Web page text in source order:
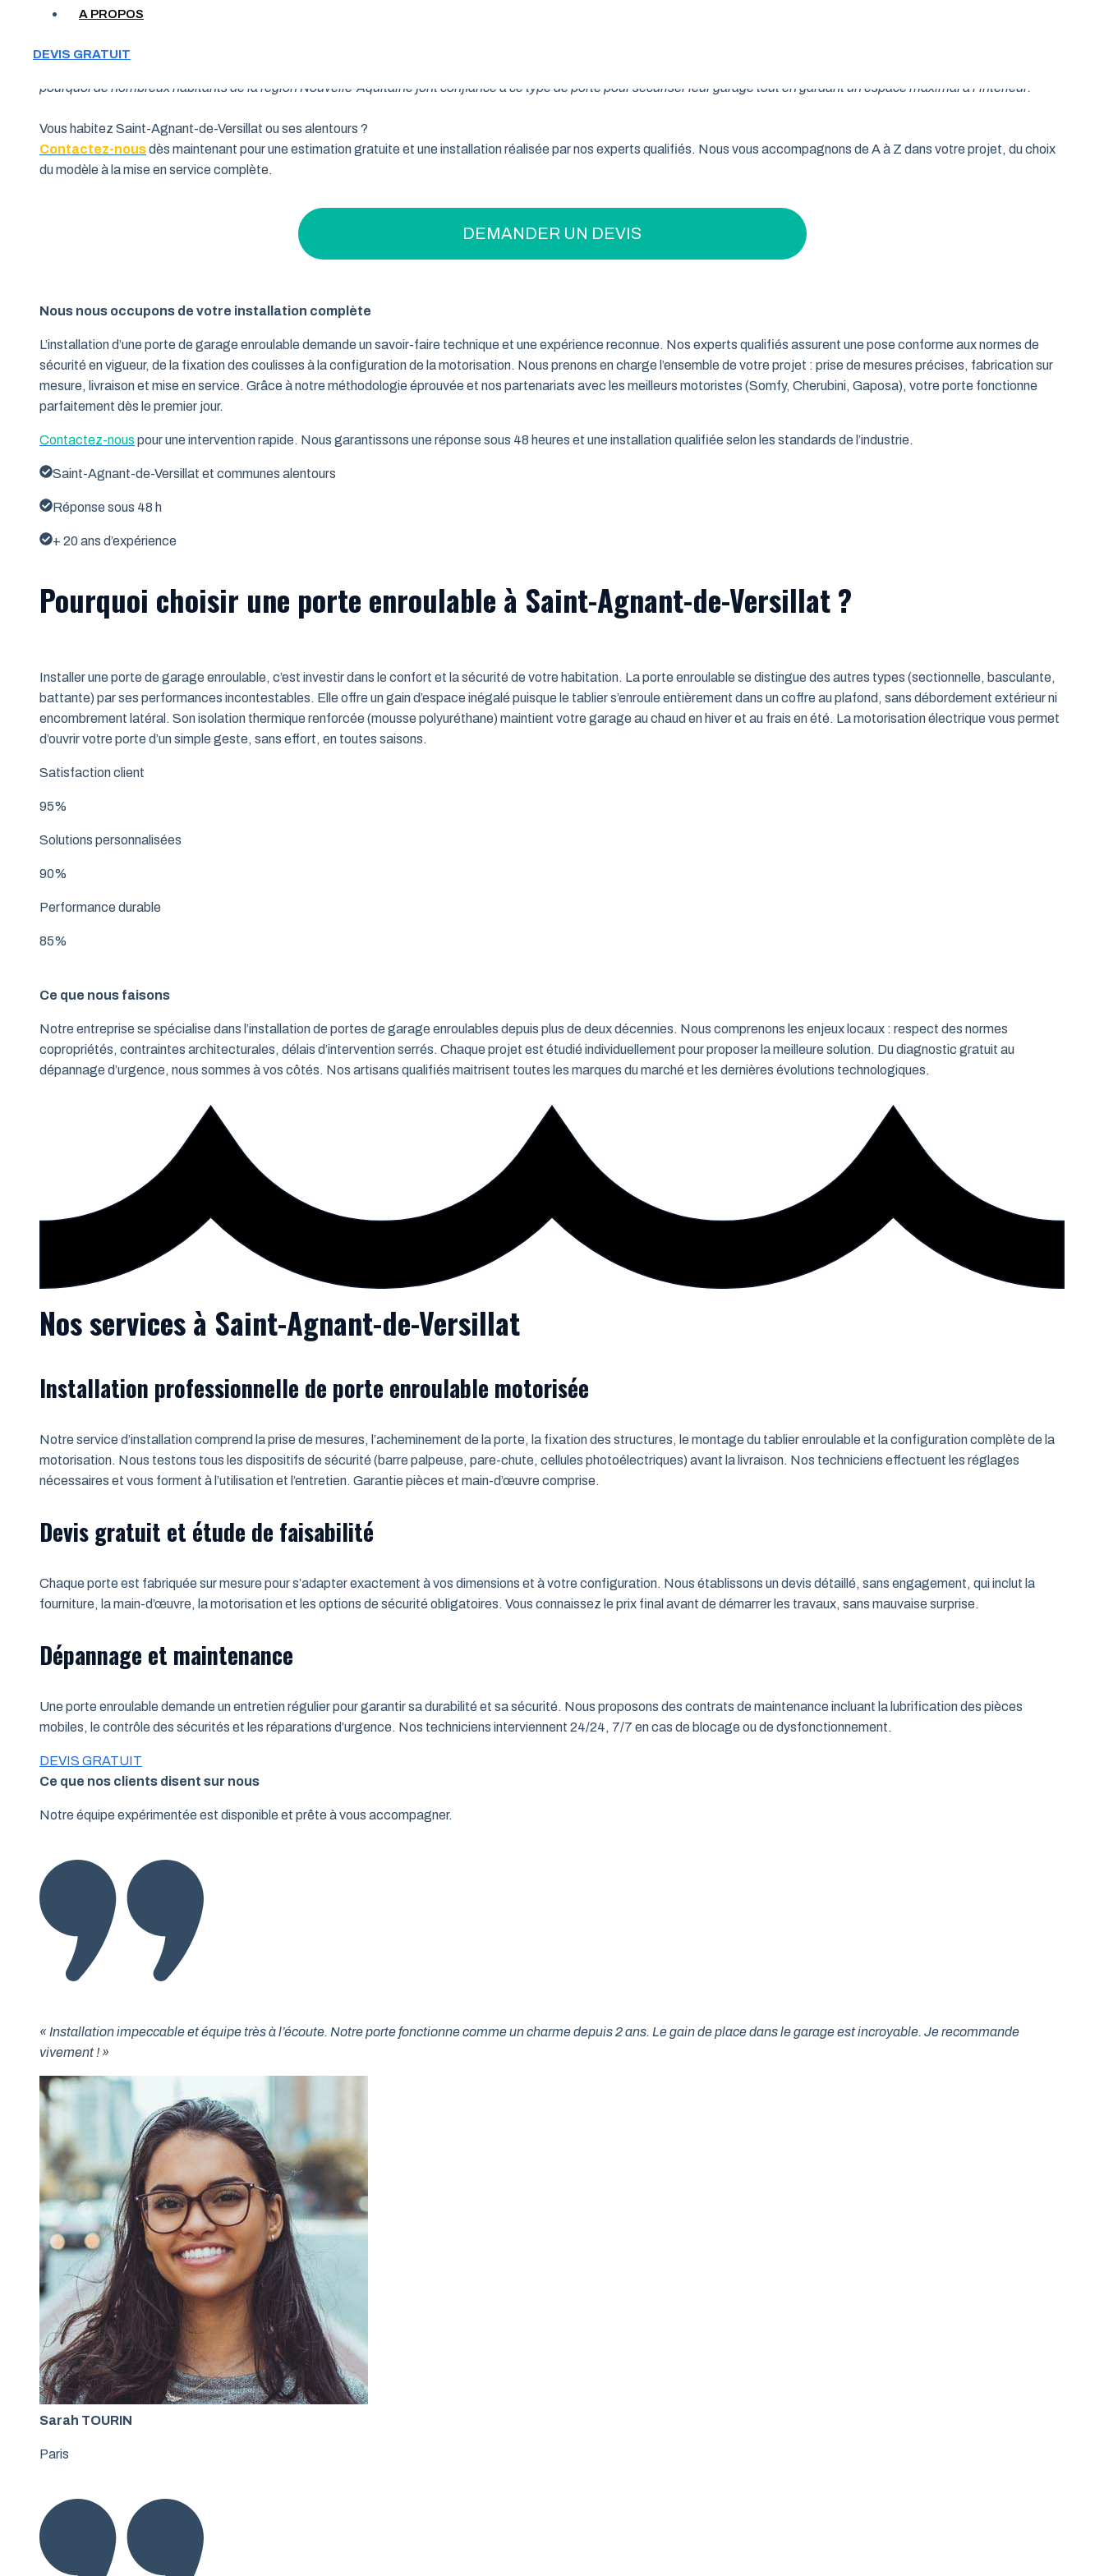
A PROPOS
DEVIS GRATUIT
pourquoi de nombreux habitants de la région Nouvelle-Aquitaine font confiance à ce type de porte pour sécuriser leur garage tout en gardant un espace maximal à l’intérieur.
Vous habitez Saint-Agnant-de-Versillat ou ses alentours ?
Contactez-nousdès maintenant pour une estimation gratuite et une installation réalisée par nos experts qualifiés. Nous vous accompagnons de A à Z dans votre projet, du choix
du modèle à la mise en service complète.
DEMANDER UN DEVIS
Nous nous occupons de votre installation complète
L’installation d’une porte de garage enroulable demande un savoir-faire technique et une expérience reconnue. Nos experts qualifiés assurent une pose conforme aux normes de
sécurité en vigueur, de la fixation des coulisses à la configuration de la motorisation. Nous prenons en charge l’ensemble de votre projet : prise de mesures précises, fabrication sur
mesure, livraison et mise en service. Grâce à notre méthodologie éprouvée et nos partenariats avec les meilleurs motoristes (Somfy, Cherubini, Gaposa), votre porte fonctionne
parfaitement dès le premier jour.
Contactez-nous pour une intervention rapide. Nous garantissons une réponse sous 48 heures et une installation qualifiée selon les standards de l’industrie.
Saint-Agnant-de-Versillat et communes alentours
Réponse sous 48 h
+ 20 ans d’expérience
Pourquoi choisir une porte enroulable à Saint-Agnant-de-Versillat ?
Installer une porte de garage enroulable, c’est investir dans le confort et la sécurité de votre habitation. La porte enroulable se distingue des autres types (sectionnelle, basculante,
battante) par ses performances incontestables. Elle offre un gain d’espace inégalé puisque le tablier s’enroule entièrement dans un coffre au plafond, sans débordement extérieur ni
encombrement latéral. Son isolation thermique renforcée (mousse polyuréthane) maintient votre garage au chaud en hiver et au frais en été. La motorisation électrique vous permet
d’ouvrir votre porte d’un simple geste, sans effort, en toutes saisons.
Satisfaction client
95%
Solutions personnalisées
90%
Performance durable
85%
Ce que nous faisons
Notre entreprise se spécialise dans l’installation de portes de garage enroulables depuis plus de deux décennies. Nous comprenons les enjeux locaux : respect des normes
copropriétés, contraintes architecturales, délais d’intervention serrés. Chaque projet est étudié individuellement pour proposer la meilleure solution. Du diagnostic gratuit au
dépannage d’urgence, nous sommes à vos côtés. Nos artisans qualifiés maitrisent toutes les marques du marché et les dernières évolutions technologiques.
Nos services à Saint-Agnant-de-Versillat
Installation professionnelle de porte enroulable motorisée
Notre service d’installation comprend la prise de mesures, l’acheminement de la porte, la fixation des structures, le montage du tablier enroulable et la configuration complète de la
motorisation. Nous testons tous les dispositifs de sécurité (barre palpeuse, pare-chute, cellules photoélectriques) avant la livraison. Nos techniciens effectuent les réglages
nécessaires et vous forment à l’utilisation et l’entretien. Garantie pièces et main-d’œuvre comprise.
Devis gratuit et étude de faisabilité
Chaque porte est fabriquée sur mesure pour s’adapter exactement à vos dimensions et à votre configuration. Nous établissons un devis détaillé, sans engagement, qui inclut la
fourniture, la main-d’œuvre, la motorisation et les options de sécurité obligatoires. Vous connaissez le prix final avant de démarrer les travaux, sans mauvaise surprise.
Dépannage et maintenance
Une porte enroulable demande un entretien régulier pour garantir sa durabilité et sa sécurité. Nous proposons des contrats de maintenance incluant la lubrification des pièces
mobiles, le contrôle des sécurités et les réparations d’urgence. Nos techniciens interviennent 24/24, 7/7 en cas de blocage ou de dysfonctionnement.
DEVIS GRATUIT
Ce que nos clients disent sur nous
Notre équipe expérimentée est disponible et prête à vous accompagner.
« Installation impeccable et équipe très à l’écoute. Notre porte fonctionne comme un charme depuis 2 ans. Le gain de place dans le garage est incroyable. Je recommande
vivement ! »
Sarah TOURIN
Paris